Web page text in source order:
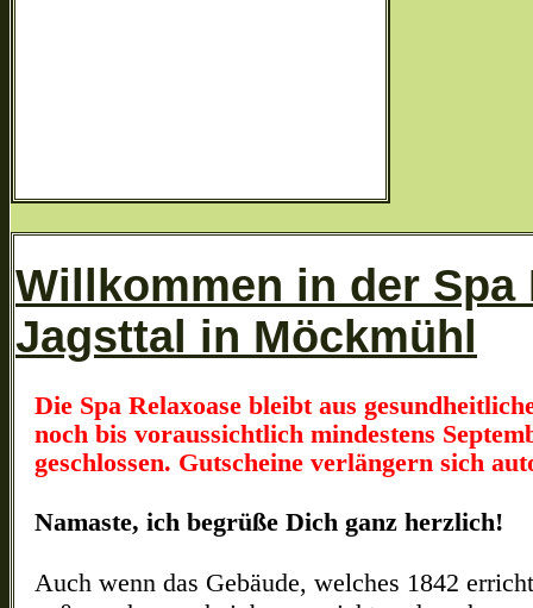
Willkommen in der
Jagsttal in Möckmühl
Die Spa Relaxoase bleibt aus
noch bis voraussichtlich mindestens
geschlossen. Gutscheine verlängern sich
Namaste, ich begrüße Dich ganz herzlich!
Auch wenn das Gebäude, welches 1842